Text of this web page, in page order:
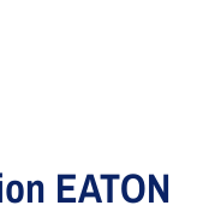
EATON